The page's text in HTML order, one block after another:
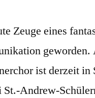
Zeuge eines
ist derzeit in
St.-Andrew-